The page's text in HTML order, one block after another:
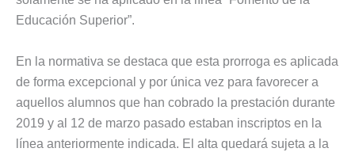
Educación Superior”.
En la normativa se destaca que esta prorroga es aplicada
de forma excepcional y por única vez para favorecer a
aquellos alumnos que han cobrado la prestación durante
2019 y al 12 de marzo pasado estaban inscriptos en la
línea anteriormente indicada. El alta quedará sujeta a la